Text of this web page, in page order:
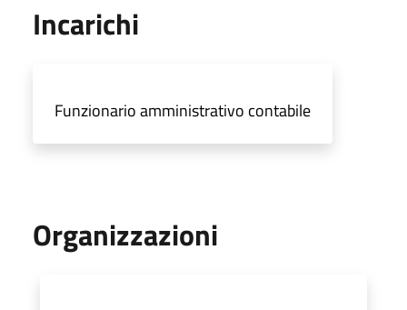
Incarichi
Funzionario amministrativo contabile
Organizzazioni